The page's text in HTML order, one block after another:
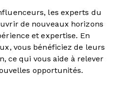
les experts du
de nouveaux horizons
et expertise. En
vous bénéficiez de leurs
ce qui vous aide à relever
opportunités.